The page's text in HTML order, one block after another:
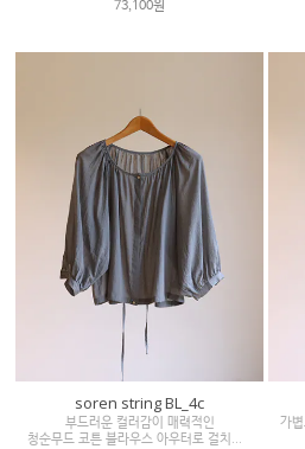
73,100원
soren string BL_4c
부드러운 컬러감이 매력적인
청순무드 코튼 블라우스 아우터로 걸치셔도 굿♡